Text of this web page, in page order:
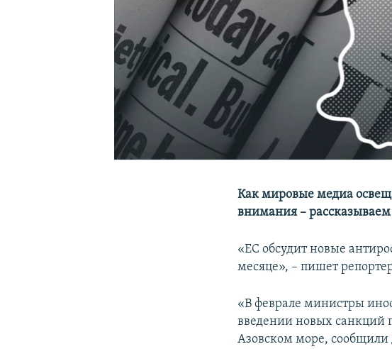
Как мировые медиа
внимания –
«ЕС обсудит новые
месяце», – пишет
«В феврале министры
введении новых санкций
Азовском море,